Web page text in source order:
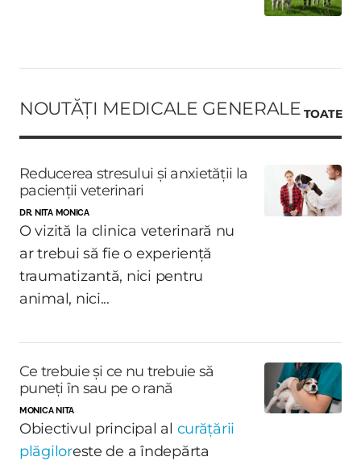
NOUTĂȚI MEDICALE GENERALE TOATE
Reducerea stresului și anxietății la
pacienții veterinari
DR. NITA MONICA
O vizită la clinica veterinară nu
ar trebui să fie o experiență
traumatizantă, nici pentru
animal, nici...
Ce trebuie și ce nu trebuie să
puneți în sau pe o rană
MONICA NITA
Obiectivul principal al curățării
plăgiloreste de a îndepărta